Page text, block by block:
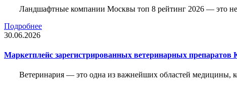
Ландшафтные компании Москвы топ 8 рейтинг 2026 — это не
Подробнее
30.06.2026
Маркетплейс зарегистрированных ветеринарных препаратов
Ветеринария — это одна из важнейших областей медицины,